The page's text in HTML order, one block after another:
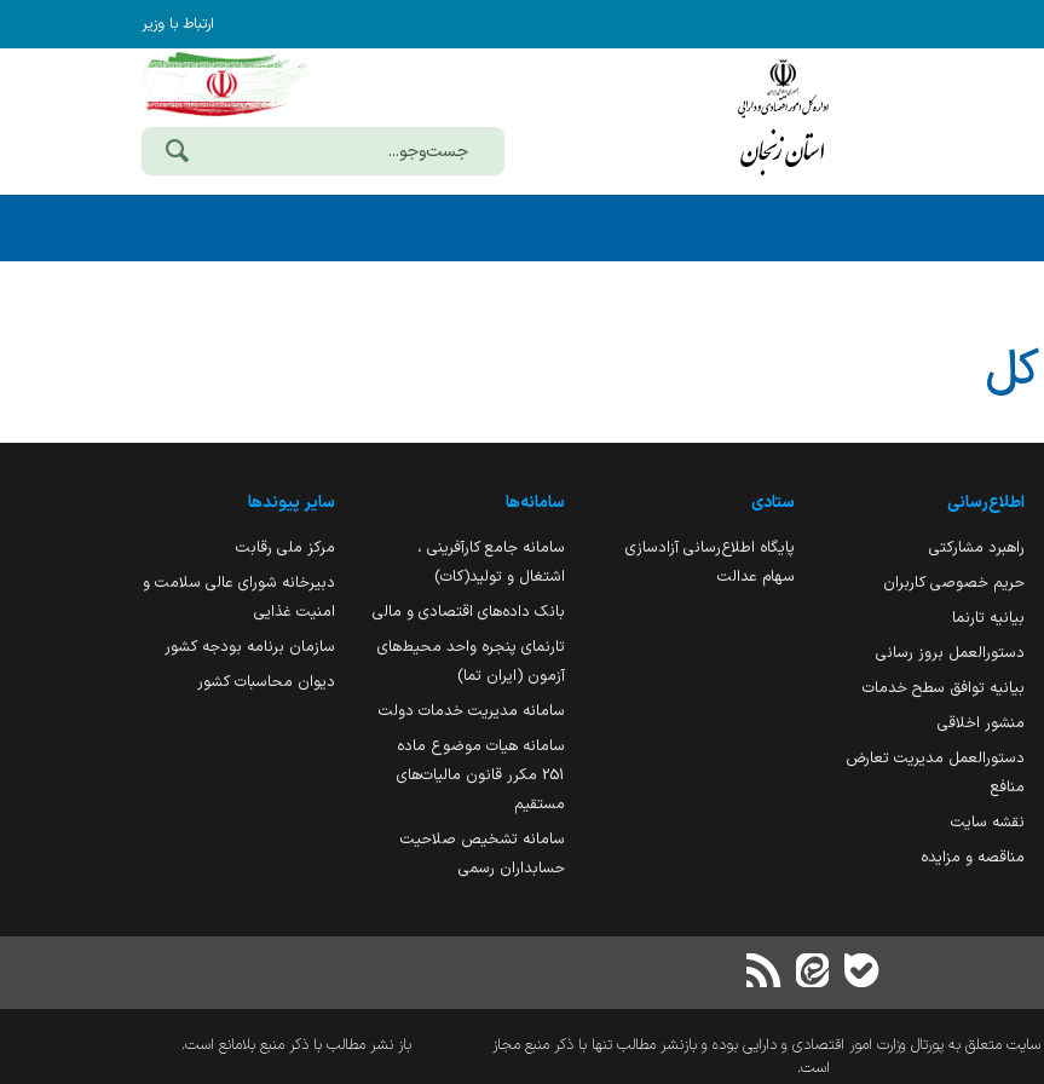
ارتباط با وزیر
اطلاع‌رسانی
راهبرد مشارکتی
حریم خصوصی کاربران
بیانیه تارنما
دستورالعمل بروز رسانی
بیانیه توافق سطح خدمات
منشور اخلاقی
دستورالعمل مدیریت تعارض
منافع
نقشه سایت
مناقصه و مزایده
ستادی
پایگاه اطلاع‌رسانی آزادسازی
سهام عدالت
سامانه‌ها
سامانه جامع کارآفرینی ،
اشتغال و تولید(کات)
بانک داده‌های اقتصادی و مالی
تارنمای پنجره واحد محیط‌های
آزمون (ایران تما)
سامانه مدیریت خدمات دولت
سامانه هیات موضوع ماده
251 مکرر قانون مالیات‌های
مستقیم
سامانه تشخیص صلاحیت
حسابداران رسمی
سایر پیوندها
مرکز ملی رقابت
دبیرخانه شورای عالی سلامت و
امنیت غذایی
سازمان برنامه بودجه کشور
دیوان محاسبات کشور
متعلق به پورتال وزارت امور اقتصادی و دارایی بوده و بازنشر مطالب تنها با ذکر منبع مجاز
است.
باز نشر مطالب با ذکر منبع بلامانع است.